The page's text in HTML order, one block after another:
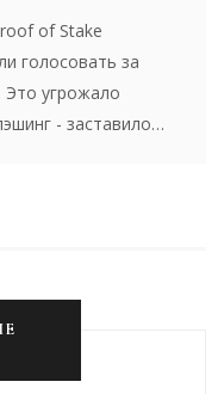
of Stake
голосовать за
Это угрожало
- заставило